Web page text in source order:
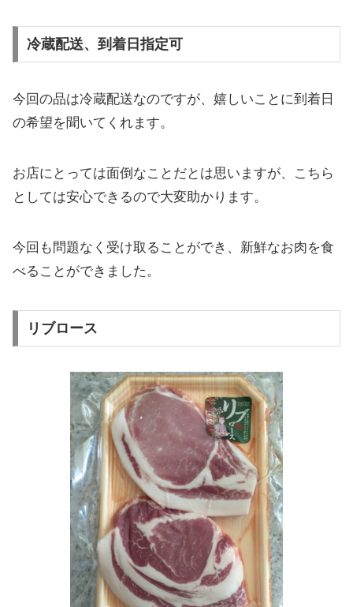
冷蔵配送、到着日指定可
今回の品は冷蔵配送なのですが、嬉しいことに到着日
の希望を聞いてくれます。
お店にとっては面倒なことだとは思いますが、こちら
としては安心できるので大変助かります。
今回も問題なく受け取ることができ、新鮮なお肉を食
べることができました。
リブロース